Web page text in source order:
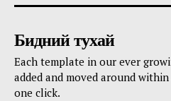
Бидний тухай
Each template in our ever
added and moved around
one click.